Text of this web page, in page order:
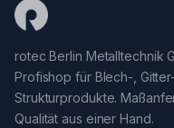
rotec Berlin Metalltechnik
Profishop für Blech-,
Strukturprodukte.
Qualität aus einer Hand.